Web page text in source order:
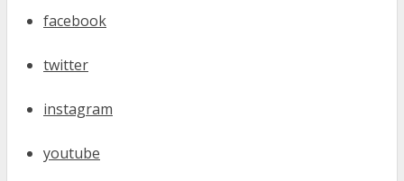
facebook
twitter
instagram
youtube